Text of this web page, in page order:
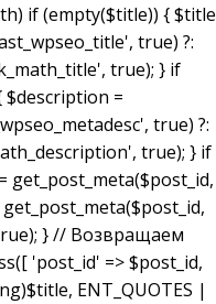
if (empty($title)) { $title
true) ?:
true); } if
=
true) ?:
true); } if
get_post_meta($post_id,
} // Возвращаем
'post_id' => $post_id,
ENT_QUOTES |